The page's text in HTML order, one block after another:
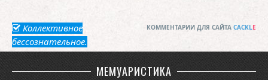
КОММЕНТАРИИ ДЛЯ САЙТА CACKLE
Коллективное
бессознательное.
МЕМУАРИСТИКА